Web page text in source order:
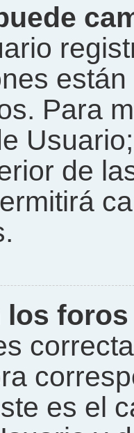
Para
de
los
es el